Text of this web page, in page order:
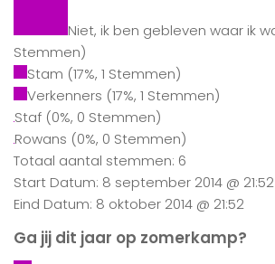
Niet, ik ben gebleven waar ik
Stemmen)
Stam (17%, 1 Stemmen)
Verkenners (17%, 1 Stemmen)
Staf (0%, 0 Stemmen)
Rowans (0%, 0 Stemmen)
Totaal aantal stemmen: 6
Start Datum: 8 september 2014 @ 21:52
Eind Datum: 8 oktober 2014 @ 21:52
Ga jij dit jaar op zomerkamp?